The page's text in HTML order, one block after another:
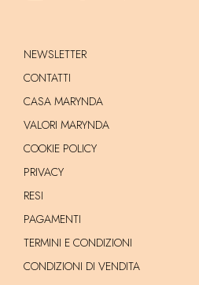
NEWSLETTER
CONTATTI
CASA MARYNDA
VALORI MARYNDA
COOKIE POLICY
PRIVACY
RESI
PAGAMENTI
TERMINI E CONDIZIONI
CONDIZIONI DI VENDITA